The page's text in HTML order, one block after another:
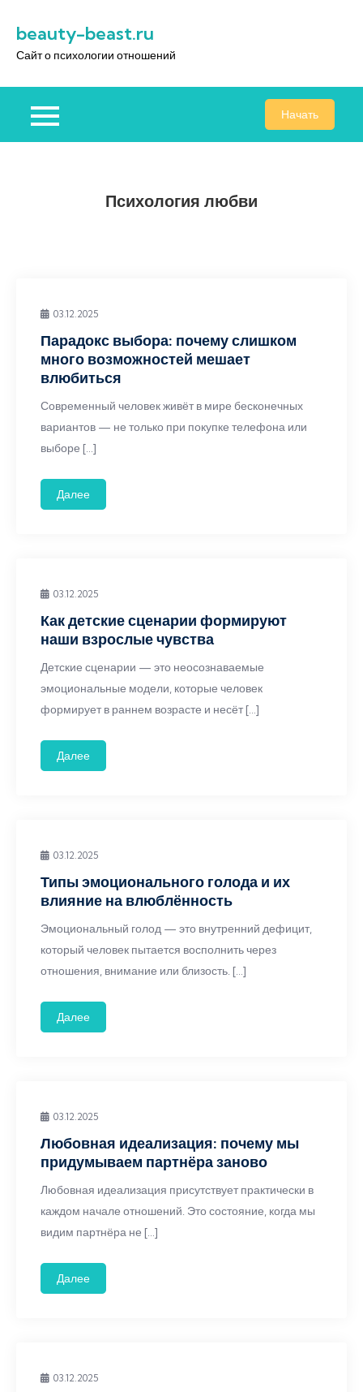
содержимому
beauty-beast.ru
Сайт о психологии отношений
Начать
Психология любви
03.12.2025
Парадокс выбора: почему слишком
много возможностей мешает
влюбиться
Современный человек живёт в мире бесконечных
вариантов — не только при покупке телефона или
выборе […]
Далее
03.12.2025
Как детские сценарии формируют
наши взрослые чувства
Детские сценарии — это неосознаваемые
эмоциональные модели, которые человек
формирует в раннем возрасте и несёт […]
Далее
03.12.2025
Типы эмоционального голода и их
влияние на влюблённость
Эмоциональный голод — это внутренний дефицит,
который человек пытается восполнить через
отношения, внимание или близость. […]
Далее
03.12.2025
Любовная идеализация: почему мы
придумываем партнёра заново
Любовная идеализация присутствует практически в
каждом начале отношений. Это состояние, когда мы
видим партнёра не […]
Далее
03.12.2025